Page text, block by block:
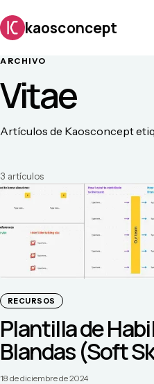
kaosconcept
ARCHIVO
Vitae
Artículos de Kaosconcept
3 artículos
RECURSOS
Plantilla de
Blandas (Soft
18 de diciembre de 2024